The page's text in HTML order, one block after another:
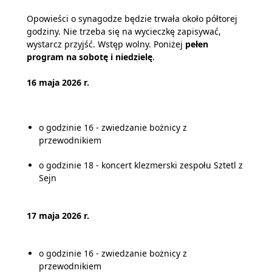
Opowieści o synagodze będzie trwała około półtorej
godziny. Nie trzeba się na wycieczkę zapisywać,
wystarcz przyjść. Wstęp wolny. Poniżej pełen
program na sobotę i niedzielę.
16 maja 2026 r.
o godzinie 16 - zwiedzanie bożnicy z
przewodnikiem
o godzinie 18 - koncert klezmerski zespołu Sztetl z
Sejn
17 maja 2026 r.
o godzinie 16 - zwiedzanie bożnicy z
przewodnikiem